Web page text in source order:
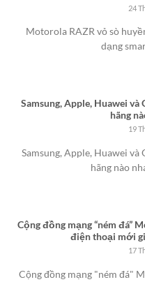
24
Motorola RAZR vỏ sò
dạng
Samsung, Apple, Huawei và
hãng
19
Samsung, Apple, Huawei và
hãng nào
Cộng đồng mạng “ném đá”
điện thoại mới
17
Cộng đồng mạng "ném đá"